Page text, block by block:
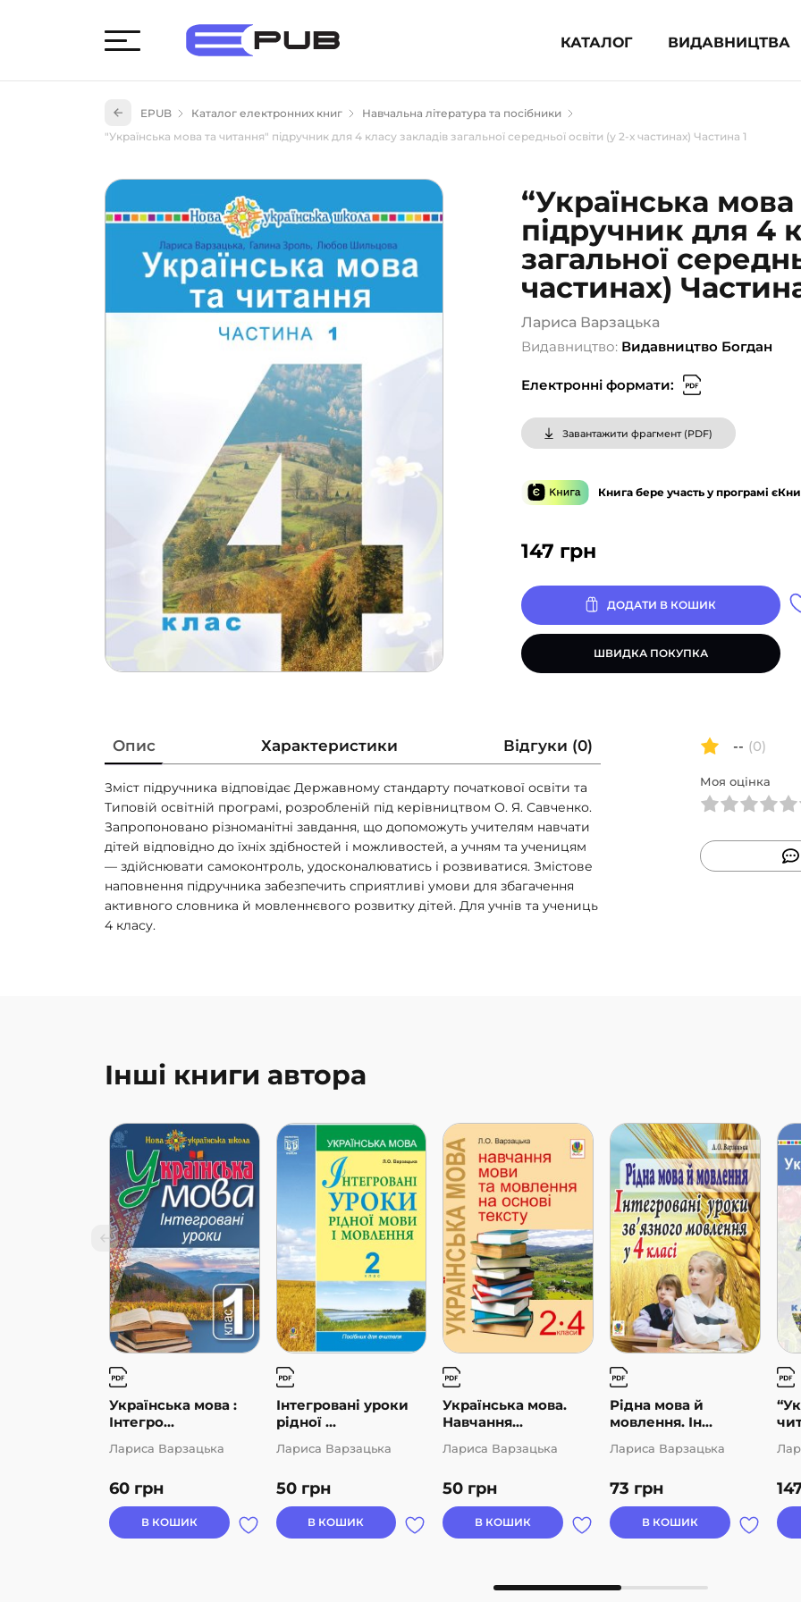
КАТАЛОГ ВИДАВНИЦТВА
Художня література (1854)
Книги для дітей (835)
Науково-популярна література (1015)
Навчальна література та посібники
Енциклопедії, довідники, словники
(55)
Подарункові сертифікати (1)
EPUB Каталог електронних книг
Навчальна література та посібники
"Українська мова та читання" підручник для 4 класу закладів загальної середньої освіти (у 2-х частинах) Частина 1
“Українська
підручник для 4
загальної
частинах)
Лариса Варзацька
Видавництво: Видавництво Богдан
Електронні формати:
147 грн
Завантажити фрагмент (PDF)
Книга бере участь у програмі
ДОДАТИ В КОШИК
ШВИДКА ПОКУПКА
Опис Характеристики Відгуки (0)
Зміст підручника відповідає Державному стандарту початкової освіти та
Типовій освітній програмі, розробленій під керівництвом О. Я. Савченко.
Запропоновано різноманітні завдання, що допоможуть учителям навчати
дітей відповідно до їхніх здібностей і можливостей, а учням та ученицям
— здійснювати самоконтроль, удосконалюватись і розвиватися. Змістове
наповнення підручника забезпечить сприятливі умови для збагачення
активного словника й мовленнєвого розвитку дітей. Для учнів та учениць
4 класу.
-- (0)
Моя оцінка
Інші книги автора
Українська мова :
Інтегро...
60 грн
Лариса Варзацька
В КОШИК
Інтегровані уроки
рідної ...
50 грн
Лариса Варзацька
В КОШИК
Українська мова.
Навчання...
50 грн
Лариса Варзацька
В КОШИК
Рідна мова й
мовлення. Ін...
73 грн
Лариса Варзацька
В КОШИК